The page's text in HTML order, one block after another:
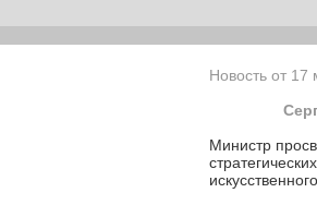
Новость от 17
Министр